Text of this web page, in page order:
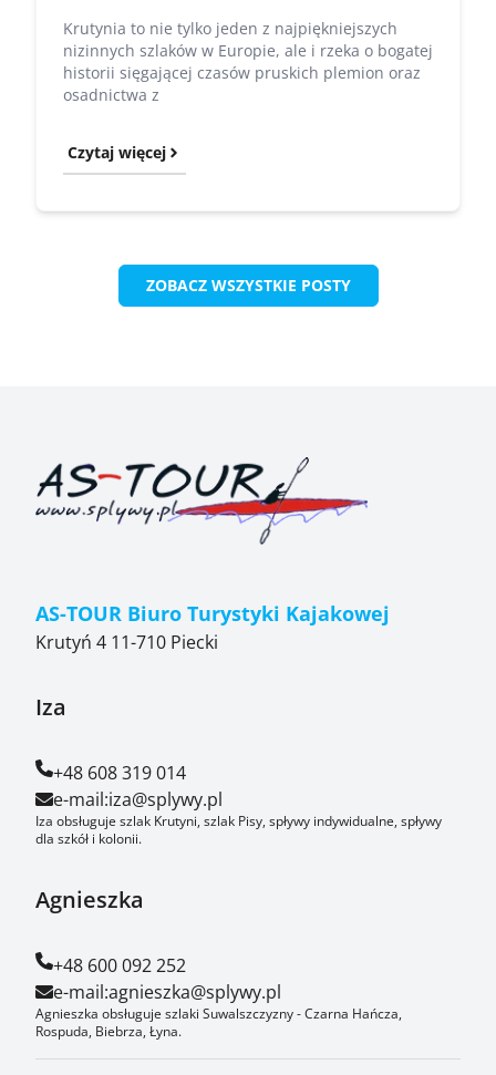
Krutynia to nie tylko jeden z najpiękniejszych
nizinnych szlaków w Europie, ale i rzeka o bogatej
historii sięgającej czasów pruskich plemion oraz
osadnictwa z
Czytaj więcej
ZOBACZ WSZYSTKIE POSTY
AS-TOUR Biuro Turystyki Kajakowej
Krutyń 4 11-710 Piecki
Iza
+48 608 319 014
e-mail:iza@splywy.pl
Iza obsługuje szlak Krutyni, szlak Pisy, spływy indywidualne, spływy
dla szkół i kolonii.
Agnieszka
+48 600 092 252
e-mail:agnieszka@splywy.pl
Agnieszka obsługuje szlaki Suwalszczyzny - Czarna Hańcza,
Rospuda, Biebrza, Łyna.